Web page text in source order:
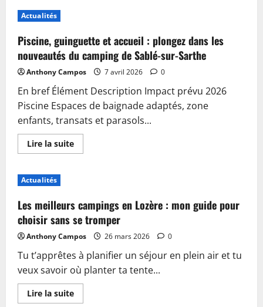
Actualités
Piscine, guinguette et accueil : plongez dans les
nouveautés du camping de Sablé-sur-Sarthe
Anthony Campos 7 avril 2026 0
En bref Élément Description Impact prévu 2026
Piscine Espaces de baignade adaptés, zone
enfants, transats et parasols...
Lire la suiteEn
savoir
accueil
:
plongez
dans
les
nouveautés
du
camping
de
Sablé-
sur-
Sarthe
Actualités
Les meilleurs campings en Lozère : mon guide pour
choisir sans se tromper
Anthony Campos 26 mars 2026 0
Tu t’apprêtes à planifier un séjour en plein air et tu
veux savoir où planter ta tente...
Lire la suiteEn
savoir